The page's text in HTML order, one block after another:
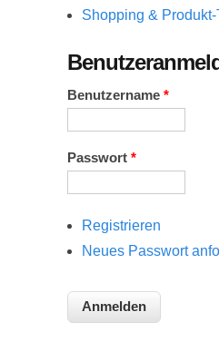
Shopping &
Benutzername *
Passwort *
Registrieren
Neues Passwort